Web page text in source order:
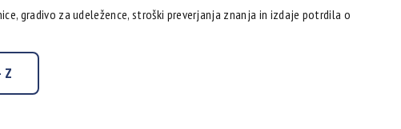
gradivo za udeležence, stroški preverjanja znanja in izdaje potrdila o
Z